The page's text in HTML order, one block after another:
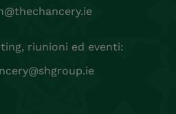
riunioni ed eventi: